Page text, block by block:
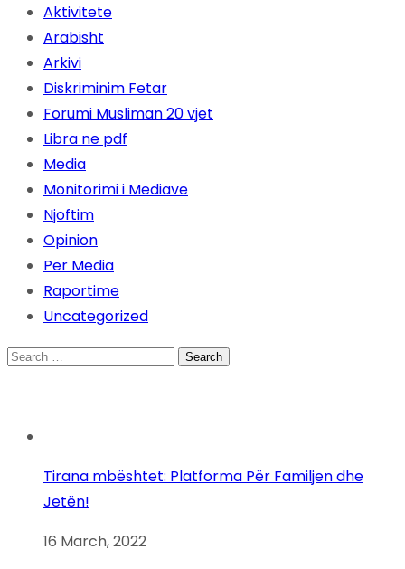
Aktivitete
Arabisht
Arkivi
Diskriminim Fetar
Forumi Musliman 20 vjet
Libra ne pdf
Media
Monitorimi i Mediave
Njoftim
Opinion
Per Media
Raportime
Uncategorized
Search
Tirana mbështet: Platforma Për Familjen dhe
Jetën!
16 March, 2022